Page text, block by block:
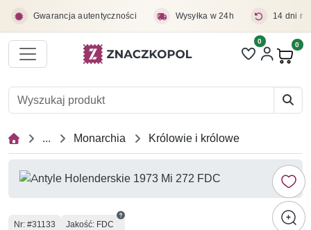
Gwarancja autentyczności Wysyłka w 24h 14 dni
Liczba pozycji
0 0
... Monarchia Królowie i królowe
Numer
Nr: #31133 Jakość: FDC